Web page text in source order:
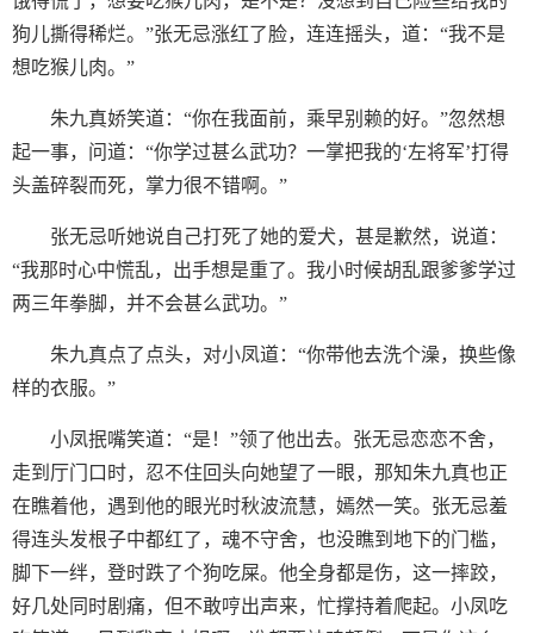
狗儿撕得稀烂。”张无忌涨红了脸，连连摇头，道：“我不是
想吃猴儿肉。”
朱九真娇笑道：“你在我面前，乘早别赖的好。”忽然想
起一事，问道：“你学过甚么武功？一掌把我的‘左将军’打得
头盖碎裂而死，掌力很不错啊。”
张无忌听她说自己打死了她的爱犬，甚是歉然，说道：
“我那时心中慌乱，出手想是重了。我小时候胡乱跟爹爹学过
两三年拳脚，并不会甚么武功。”
朱九真点了点头，对小凤道：“你带他去洗个澡，换些像
样的衣服。”
小凤抿嘴笑道：“是！”领了他出去。张无忌恋恋不舍，
走到厅门口时，忍不住回头向她望了一眼，那知朱九真也正
在瞧着他，遇到他的眼光时秋波流慧，嫣然一笑。张无忌羞
得连头发根子中都红了，魂不守舍，也没瞧到地下的门槛，
脚下一绊，登时跌了个狗吃屎。他全身都是伤，这一摔跤，
好几处同时剧痛，但不敢哼出声来，忙撑持着爬起。小凤吃